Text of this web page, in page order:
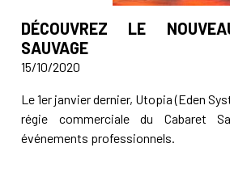
DÉCOUVREZ LE
SAUVAGE
15/10/2020
Le 1er janvier dernier, Utopia (Eden
régie commerciale du Cabaret
événements professionnels.